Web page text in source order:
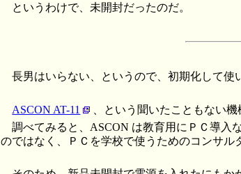
というわけで、未開封だったのだ。
長男はいらない、というので、初期化して使
ASCON AT-11
、という聞いたこともない機
調べてみると、ASCON は教育用にＰＣ導入
のではなく、ＰＣを学校で使うためのコンサル